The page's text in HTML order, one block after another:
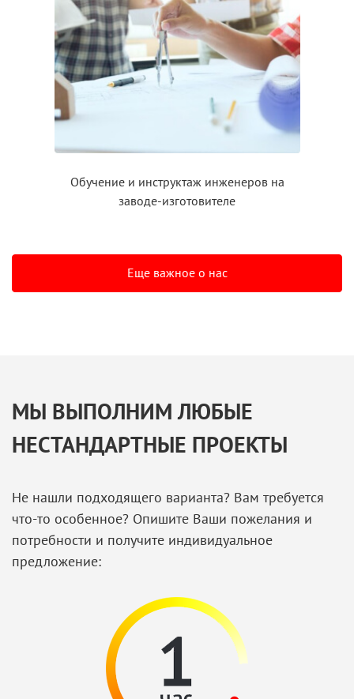
Обучение и инструктажинженеров на
заводе-изготовителе
Еще важное о нас
МЫ ВЫПОЛНИМ ЛЮБЫЕ
НЕСТАНДАРТНЫЕ ПРОЕКТЫ
Не нашли подходящего варианта? Вам требуется
что-то особенное? Опишите Ваши пожелания и
потребности и получите индивидуальное
предложение: